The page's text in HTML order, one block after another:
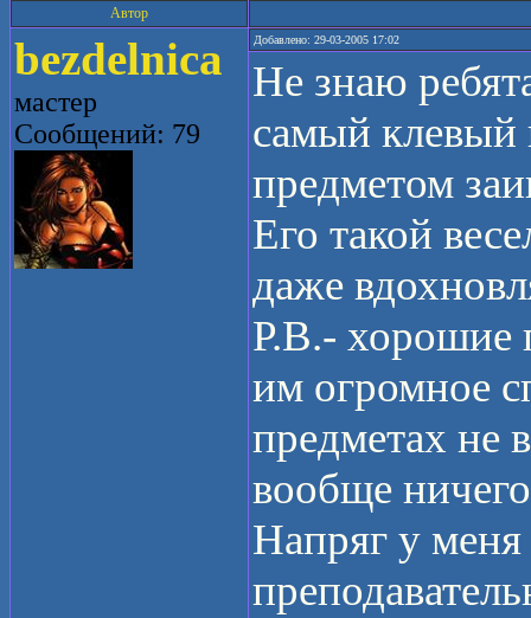
Автор
bezdelnica
мастер
Сообщений: 79
Добавлено: 29-03-2005 17:02
Не знаю
самый
предметом
Его такой
даже
Р.В.- хорошие
им огромное
предметах не
вообще
Напряг у меня